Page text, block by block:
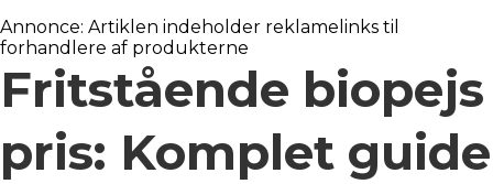
Annonce: Artiklen indeholder reklamelinks til
forhandlere af produkterne
Fritstående biopejs
pris: Komplet guide